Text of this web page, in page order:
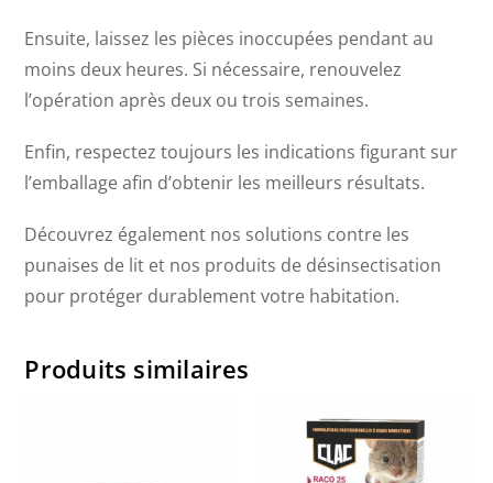
Ensuite, laissez les pièces inoccupées pendant au
moins deux heures. Si nécessaire, renouvelez
l’opération après deux ou trois semaines.
Enfin, respectez toujours les indications figurant sur
l’emballage afin d’obtenir les meilleurs résultats.
Découvrez également nos solutions contre les
punaises de lit et nos produits de désinsectisation
pour protéger durablement votre habitation.
Produits similaires